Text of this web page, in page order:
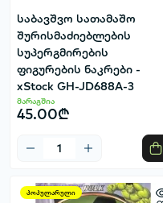
საბავშვო სათამაშო
შურისმაძიებლების
სუპერგმირების
ფიგურების ნაკრები -
xStock GH-JD688A-3
მარაგშია
45.00₾
პოპულარული